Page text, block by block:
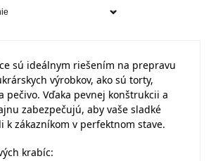
sú ideálnym riešením na prepravu
výrobkov, ako sú torty,
pečivo. Vďaka pevnej konštrukcii a
zabezpečujú, aby vaše sladké
k zákazníkom v perfektnom stave.
krabíc: